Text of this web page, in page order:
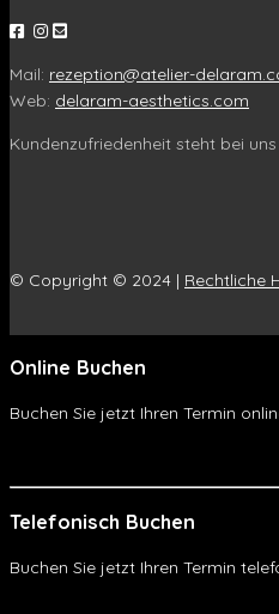
Mail: rezeption@atelier-
Web: delaram-aesthetics.com
Kundenzufriedenheit steht bei
© Copyright © 2024 | Rechtliche
Online Buchen
Buchen Sie jetzt Ihren Termin
Telefonisch Buchen
Buchen Sie jetzt Ihren Termin